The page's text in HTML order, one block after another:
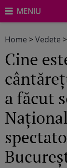
MENIU
Home >Vedete >
Cine
a făcut